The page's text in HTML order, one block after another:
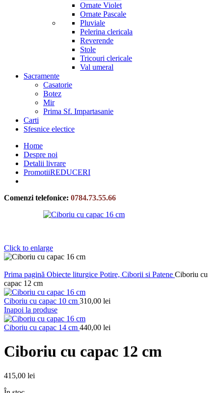
Ornate Violet
Ornate Pascale
Pluviale
Pelerina clericala
Reverende
Stole
Tricouri clericale
Val umeral
Sacramente
Casatorie
Botez
Mir
Prima Sf. Impartasanie
Carti
Sfesnice electice
Home
Despre noi
Detalii livrare
PromotiiREDUCERI
Comenzi telefonice: 0784.73.55.66
Click to enlarge
Prima pagină Obiecte liturgice Potire, Ciborii si Patene Ciboriu cu
capac 12 cm
Ciboriu cu capac 10 cm 310,00 lei
Inapoi la produse
Ciboriu cu capac 14 cm 440,00 lei
Ciboriu cu capac 12 cm
415,00 lei